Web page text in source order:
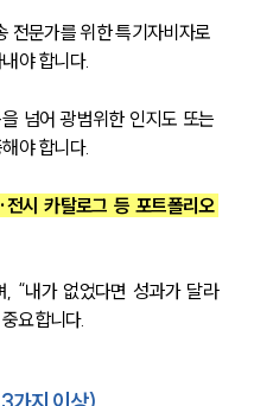
전문가를 위한 특기자비자로
야 합니다.
넘어 광범위한 인지도 또는
야 합니다.
시 카탈로그 등 포트폴리오
, “내가 없었다면 성과가 달라
요합니다.